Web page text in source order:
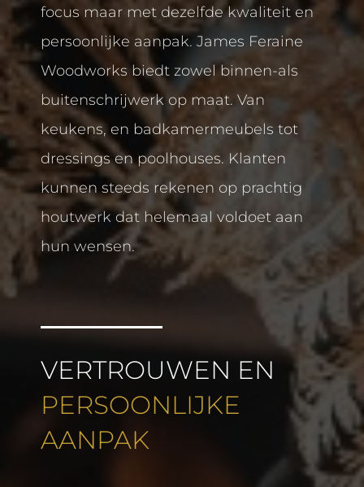
focus maar met dezelfde kwaliteit en
persoonlijke aanpak. James Feraine
Woodworks biedt zowel binnen-als
buitenschrijwerk op maat. Van
keukens, en badkamermeubels tot
dressings en poolhouses. Klanten
kunnen steeds rekenen op prachtig
houtwerk dat helemaal voldoet aan
hun wensen.
VERTROUWEN EN
PERSOONLIJKE
AANPAK